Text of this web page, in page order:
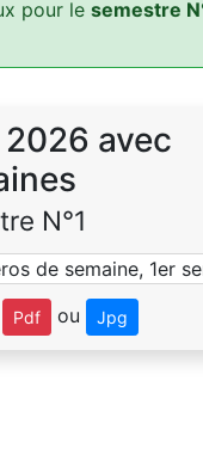
pour le semestre
avec
N°1
Pdf ou Jpg